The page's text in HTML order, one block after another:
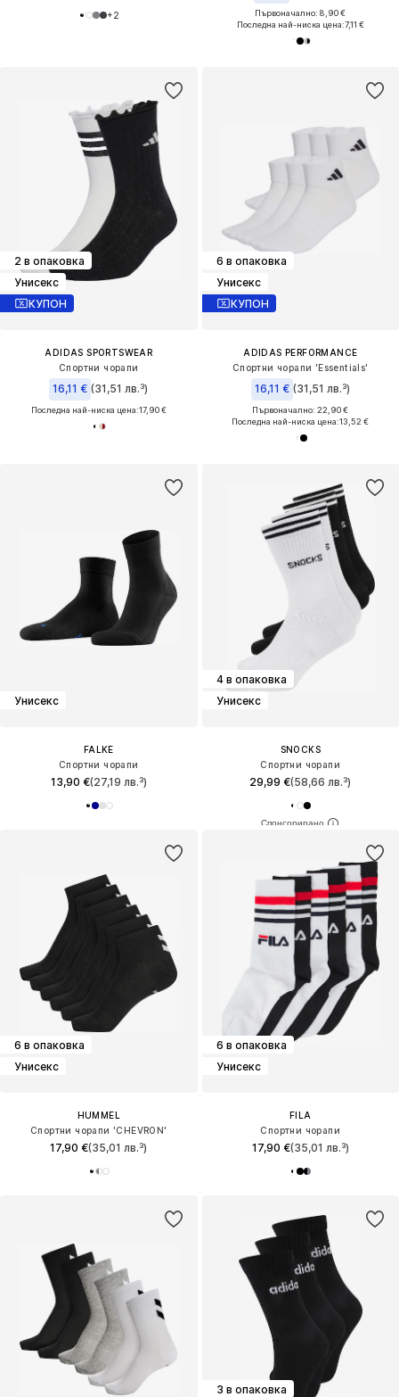
+2
Първоначално: 8,90 €
Последна най-ниска цена:7,11 €
2 в опаковка
Унисекс
КУПОН
ADIDAS SPORTSWEAR
Спортни чорапи
16,11 € (31,51 лв.³)
Последна най-ниска цена:17,90 €
6 в опаковка
Унисекс
КУПОН
ADIDAS PERFORMANCE
Спортни чорапи 'Essentials'
16,11 € (31,51 лв.³)
Първоначално: 22,90 €
Последна най-ниска цена:13,52 €
Унисекс
FALKE
Спортни чорапи
13,90 €(27,19 лв.³)
4 в опаковка
Унисекс
SNOCKS
Спортни чорапи
29,99 €(58,66 лв.³)
6 в опаковка
Унисекс
HUMMEL
Спортни чорапи 'CHEVRON'
17,90 €(35,01 лв.³)
6 в опаковка
Унисекс
FILA
Спортни чорапи
17,90 €(35,01 лв.³)
3 в опаковка